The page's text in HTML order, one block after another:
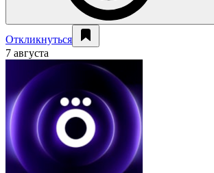
Откликнуться
7 августа